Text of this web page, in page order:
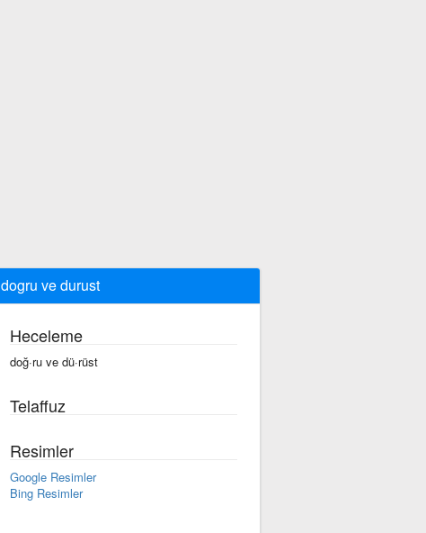
dogru ve durust
Heceleme
doğ·ru ve dü·rüst
Telaffuz
Resimler
Google Resimler
Bing Resimler